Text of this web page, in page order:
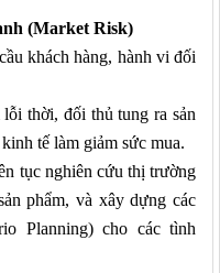
(Market Risk)
khách hàng, hành vi đối
lỗi thời, đối thủ tung ra sản
tế làm giảm sức mua.
tục nghiên cứu thị trường
phẩm, và xây dựng các
Planning) cho các tình